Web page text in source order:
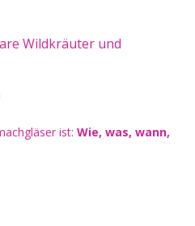
Wildkräuter und
ist: Wie, was, wann,